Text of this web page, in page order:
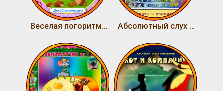
Веселая логоритмика Абсолютный слух от 1 до 5